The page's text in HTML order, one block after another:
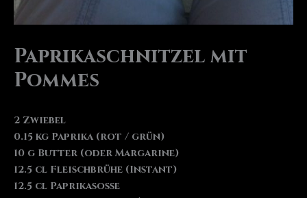
Paprikaschnitzel mit
Pommes
2 Zwiebel
0.15 kg Paprika (rot / grün)
10 g Butter (oder Margarine)
12.5 cl Fleischbrühe (Instant)
12.5 cl Paprikasosse